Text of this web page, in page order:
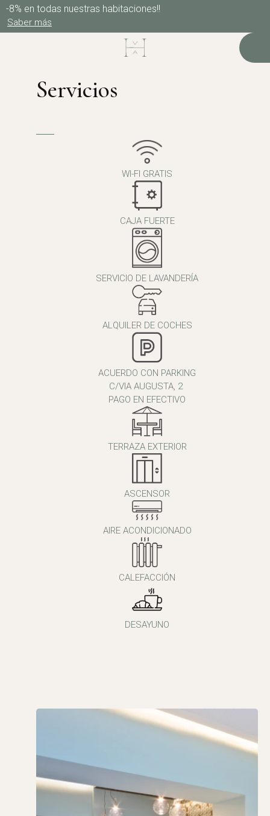
-8% en todas nuestras habitaciones!!
Saber más
Servicios
WI-FI GRATIS
CAJA FUERTE
SERVICIO DE LAVANDERÍA
ALQUILER DE COCHES
ACUERDO CON PARKING
C/VIA AUGUSTA, 2
PAGO EN EFECTIVO
TERRAZA EXTERIOR
ASCENSOR
AIRE ACONDICIONADO
CALEFACCIÓN
DESAYUNO